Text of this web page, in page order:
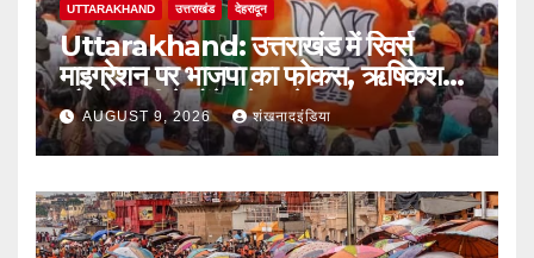
UTTARAKHAND उत्तराखंड देहरादून
Uttarakhand: उत्तराखंड में रिवर्स
माइग्रेशन पर भाजपा का फोकस, ऋषिकेश
और हल्द्वानी में होंगे बड़े सम्मेलन
AUGUST 9, 2026 शंखनादइंडिया